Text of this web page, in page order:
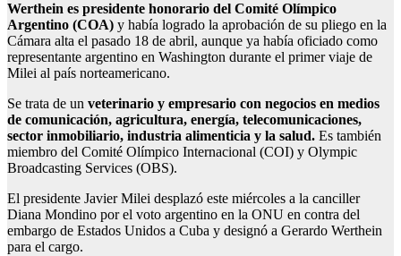
Werthein es presidente honorario del Comité Olímpico
Argentino (COA) y había logrado la aprobación de su pliego en la
Cámara alta el pasado 18 de abril, aunque ya había oficiado como
representante argentino en Washington durante el primer viaje de
Milei al país norteamericano.
Se trata de un veterinario y empresario con negocios en medios
de comunicación, agricultura, energía, telecomunicaciones,
sector inmobiliario, industria alimenticia y la salud. Es también
miembro del Comité Olímpico Internacional (COI) y Olympic
Broadcasting Services (OBS).
El presidente Javier Milei desplazó este miércoles a la canciller
Diana Mondino por el voto argentino en la ONU en contra del
embargo de Estados Unidos a Cuba y designó a Gerardo Werthein
para el cargo.